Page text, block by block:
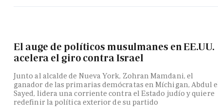
El auge de políticos musulmanes en EE.UU.
acelera el giro contra Israel
Junto al alcalde de Nueva York, Zohran Mamdani, el
ganador de las primarias demócratas en Míchigan, Abdul
Sayed, lidera una corriente contra el Estado judío y quiere
redefinir la política exterior de su partido